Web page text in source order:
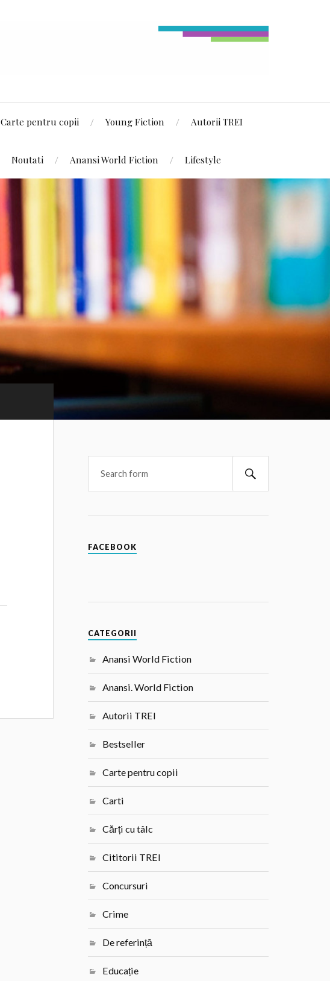
Carte pentru copii Young Fiction Autorii TREI
Noutati Anansi World Fiction Lifestyle
FACEBOOK
CATEGORII
Anansi World Fiction
Anansi. World Fiction
Autorii TREI
Bestseller
Carte pentru copii
Carti
Cărți cu tâlc
Cititorii TREI
Concursuri
Crime
De referință
Educație